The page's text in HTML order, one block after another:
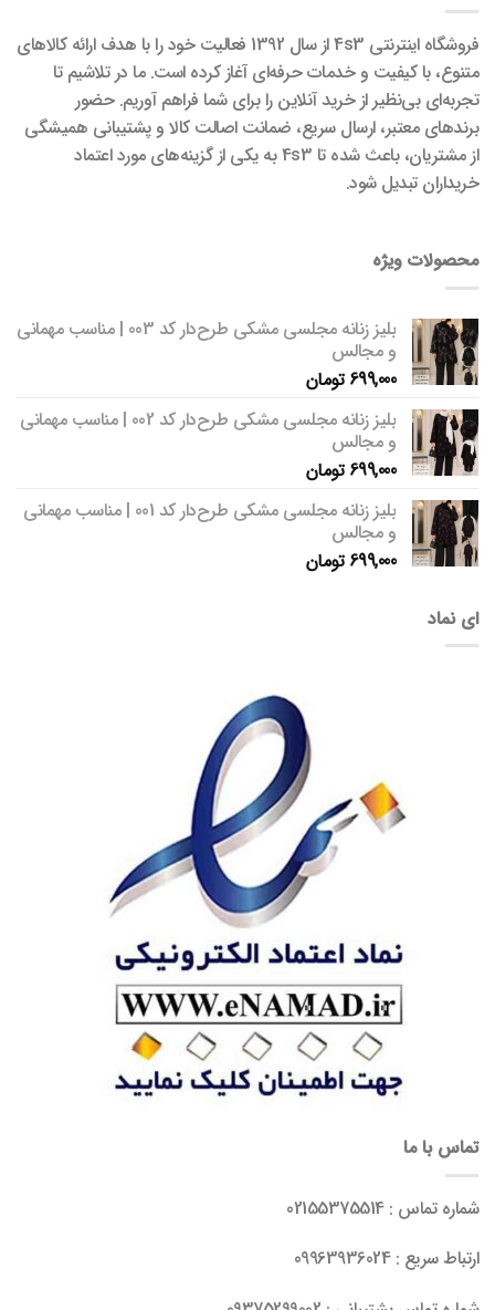
فروشگاه اینترنتی 4s3 از سال 1392 فعالیت خود را با هدف ارائه کالاهای
متنوع، با کیفیت و خدمات حرفه‌ای آغاز کرده است. ما در تلاشیم تا
تجربه‌ای بی‌نظیر از خرید آنلاین را برای شما فراهم آوریم. حضور
برندهای معتبر، ارسال سریع، ضمانت اصالت کالا و پشتیبانی همیشگی
از مشتریان، باعث شده تا 4s3 به یکی از گزینه‌های مورد اعتماد
خریداران تبدیل شود.
محصولات ویژه
بلیز زنانه مجلسی مشکی طرح‌دار کد 003 | مناسب مهمانی
و مجالس
699,000 تومان
بلیز زنانه مجلسی مشکی طرح‌دار کد 002 | مناسب مهمانی
و مجالس
699,000 تومان
بلیز زنانه مجلسی مشکی طرح‌دار کد 001 | مناسب مهمانی
و مجالس
699,000 تومان
ای نماد
تماس با ما
شماره تماس : 02155375514
ارتباط سریع : 09963936024